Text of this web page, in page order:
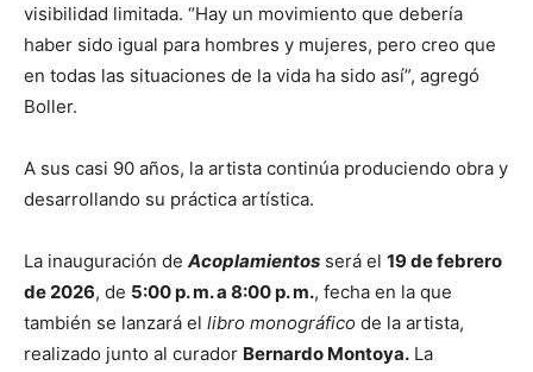
visibilidad limitada. “Hay un movimiento que debería
haber sido igual para hombres y mujeres, pero creo que
en todas las situaciones de la vida ha sido así”, agregó
Boller.
A sus casi 90 años, la artista continúa produciendo obra y
desarrollando su práctica artística.
La inauguración de Acoplamientos será el 19 de febrero
de 2026, de 5:00 p. m. a 8:00 p. m., fecha en la que
también se lanzará el libro monográfico de la artista,
realizado junto al curador Bernardo Montoya. La